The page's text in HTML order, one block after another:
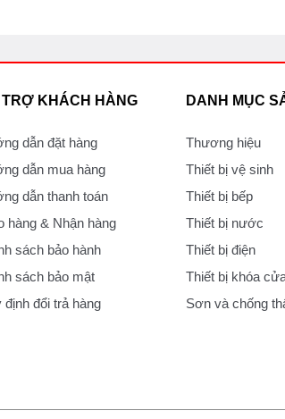
TRỢ KHÁCH HÀNG
dẫn đặt hàng
dẫn mua hàng
dẫn thanh toán
hàng & Nhận hàng
sách bảo hành
sách bảo mật
định đổi trả hàng
DANH MỤC
Thương hiệu
Thiết bị vệ sinh
Thiết bị bếp
Thiết bị nước
Thiết bị điện
Thiết bị khóa
Sơn và chống